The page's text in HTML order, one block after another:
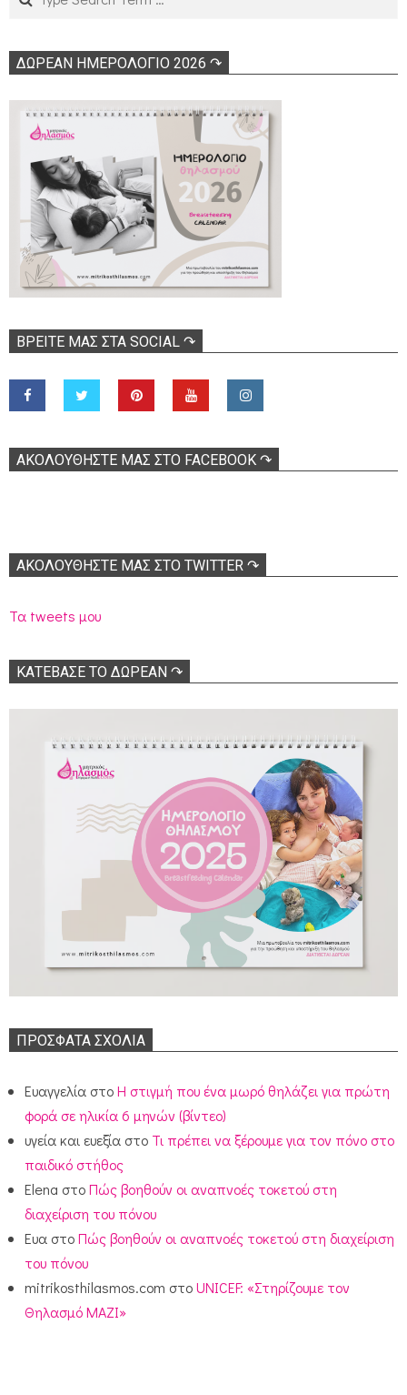
ΔΩΡΕΑΝ ΗΜΕΡΟΛΟΓΙΟ 2026 ↷
ΒΡΕΊΤΕ ΜΑΣ ΣΤΑ SOCIAL ↷
ΑΚΟΛOΥΘΉΣΤΕ ΜΑΣ ΣΤΟ FACEBOOK ↷
ΑΚΟΛΟΥΘΉΣΤΕ ΜΑΣ ΣΤΟ TWITTER ↷
Τα tweets μου
ΚΑΤΕΒΑΣΕ ΤΟ ΔΩΡΕΑΝ ↷
ΠΡΌΣΦΑΤΑ ΣΧΌΛΙΑ
Ευαγγελία στοΗ στιγμή που ένα μωρό θηλάζει για πρώτη
φορά σε ηλικία 6 μηνών (βίντεο)
υγεία και ευεξία στο Τι πρέπει να ξέρουμε για τον πόνο στο
παιδικό στήθος
Elena στοΠώς βοηθούν οι αναπνοές τοκετού στη
διαχείριση του πόνου
Ευα στοΠώς βοηθούν οι αναπνοές τοκετού στη διαχείριση
του πόνου
mitrikosthilasmos.com στοUNICEF: «Στηρίζουμε τον
Θηλασμό ΜΑΖΙ»